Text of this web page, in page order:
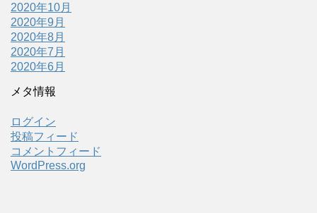
2020年10月
2020年9月
2020年8月
2020年7月
2020年6月
メタ情報
ログイン
投稿フィード
コメントフィード
WordPress.org